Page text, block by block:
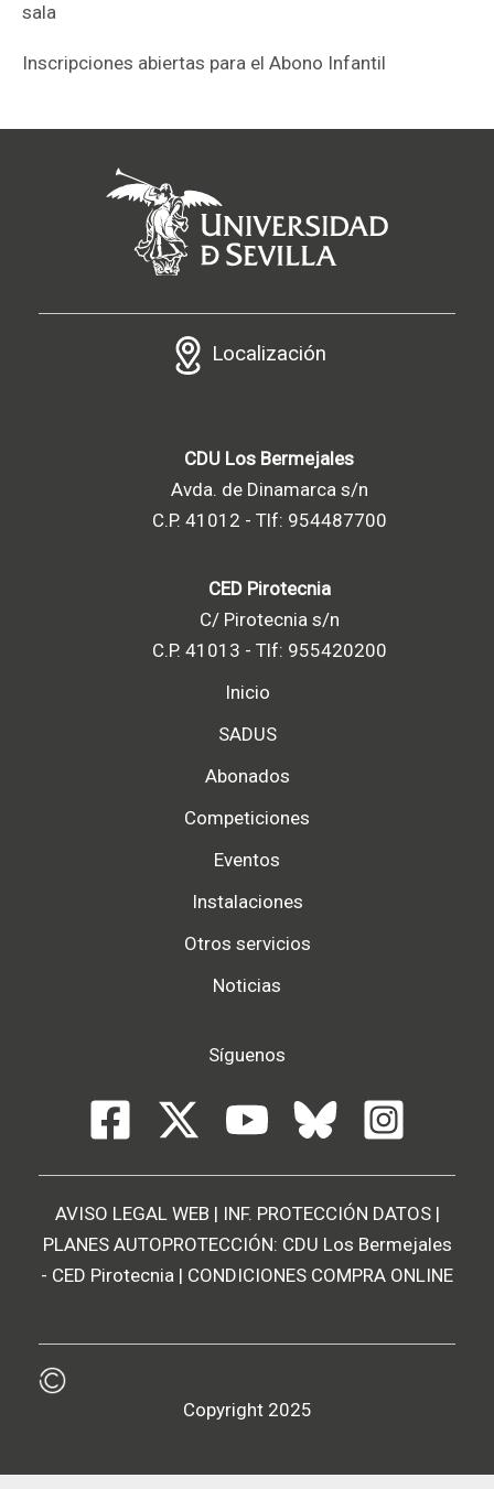
sala
Inscripciones abiertas para el Abono Infantil
Localización
CDU Los Bermejales
Avda. de Dinamarca s/n
C.P. 41012 - Tlf: 954487700
CED Pirotecnia
C/ Pirotecnia s/n
C.P. 41013 - Tlf: 955420200
Inicio
SADUS
Abonados
Competiciones
Eventos
Instalaciones
Otros servicios
Noticias
Síguenos
AVISO LEGAL WEB | INF. PROTECCIÓN DATOS|
PLANES AUTOPROTECCIÓN: CDU Los Bermejales
- CED Pirotecnia | CONDICIONES COMPRA ONLINE
Copyright 2025